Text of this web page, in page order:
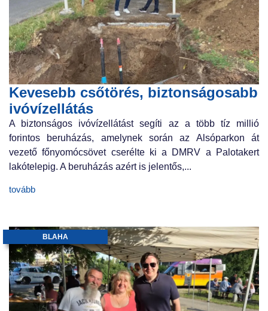
Kevesebb csőtörés, biztonságosabb
ivóvízellátás
A biztonságos ivóvízellátást segíti az a több tíz millió
forintos beruházás, amelynek során az Alsóparkon át
vezető főnyomócsövet cserélte ki a DMRV a Palotakert
lakótelepig. A beruházás azért is jelentős,...
tovább
BLAHA